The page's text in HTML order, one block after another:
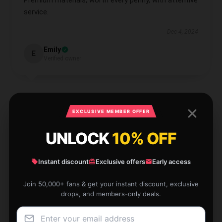
service.
E Emily
friendly; it’s worth every cent.
Verified owner
EXCLUSIVE MEMBER OFFER
UNLOCK10% OFF
Instant discount Exclusive offers Early access
Join 50,000+ fans & get your instant discount, exclusive
drops, and members-only deals.